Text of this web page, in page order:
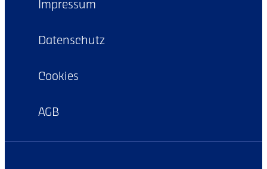
Impressum
Datenschutz
Cookies
AGB